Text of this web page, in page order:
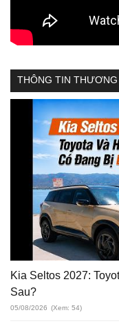
THÔNG TIN THƯƠNG
Kia Seltos 2027:
Sau?
05/08/2026 (Xem: 54)